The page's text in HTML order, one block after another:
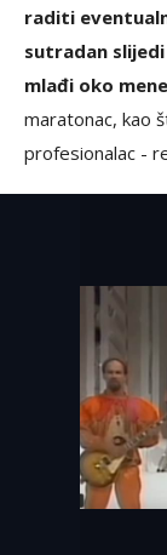
raditi
sutradan
mlađi oko
maratonac, kao
profesionalac -